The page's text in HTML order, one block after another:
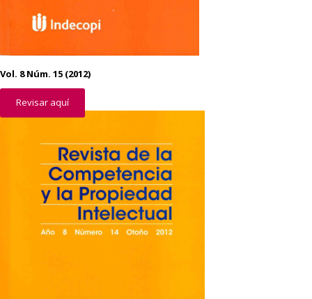
Vol. 8 Núm. 15 (2012)
Revisar aquí